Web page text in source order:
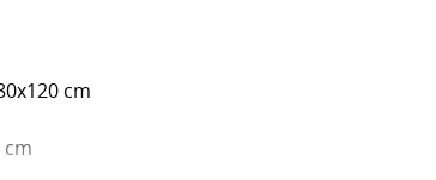
cm